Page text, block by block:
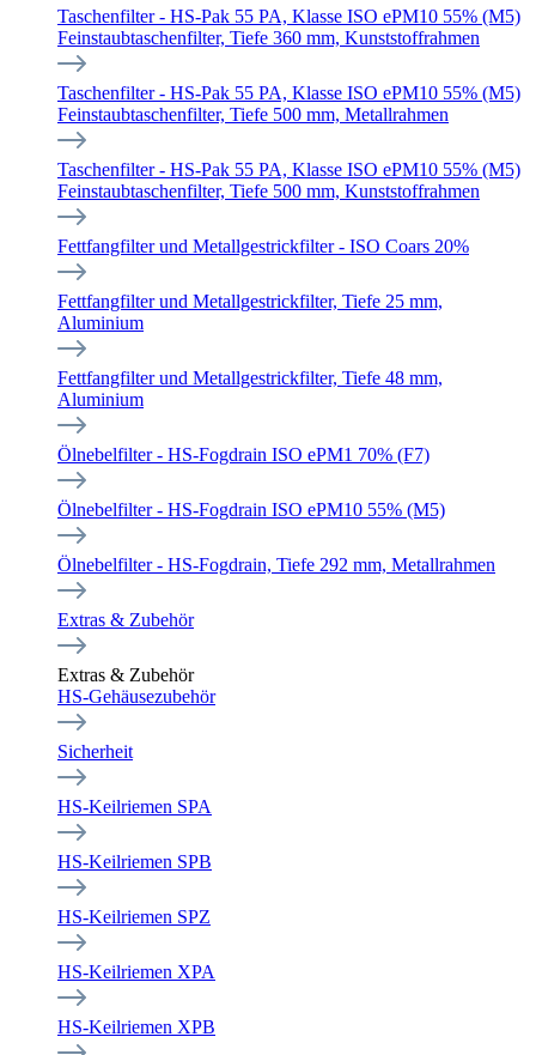
Taschenfilter - HS-Pak 55 PA, Klasse ISO ePM10 55% (M5)
Feinstaubtaschenfilter, Tiefe 360 mm, Kunststoffrahmen
Taschenfilter - HS-Pak 55 PA, Klasse ISO ePM10 55% (M5)
Feinstaubtaschenfilter, Tiefe 500 mm, Metallrahmen
Taschenfilter - HS-Pak 55 PA, Klasse ISO ePM10 55% (M5)
Feinstaubtaschenfilter, Tiefe 500 mm, Kunststoffrahmen
Fettfangfilter und Metallgestrickfilter - ISO Coars 20%
Fettfangfilter und Metallgestrickfilter, Tiefe 25 mm,
Aluminium
Fettfangfilter und Metallgestrickfilter, Tiefe 48 mm,
Aluminium
Ölnebelfilter - HS-Fogdrain ISO ePM1 70% (F7)
Ölnebelfilter - HS-Fogdrain ISO ePM10 55% (M5)
Ölnebelfilter - HS-Fogdrain, Tiefe 292 mm, Metallrahmen
Extras & Zubehör
Extras & Zubehör
HS-Gehäusezubehör
Sicherheit
HS-Keilriemen SPA
HS-Keilriemen SPB
HS-Keilriemen SPZ
HS-Keilriemen XPA
HS-Keilriemen XPB